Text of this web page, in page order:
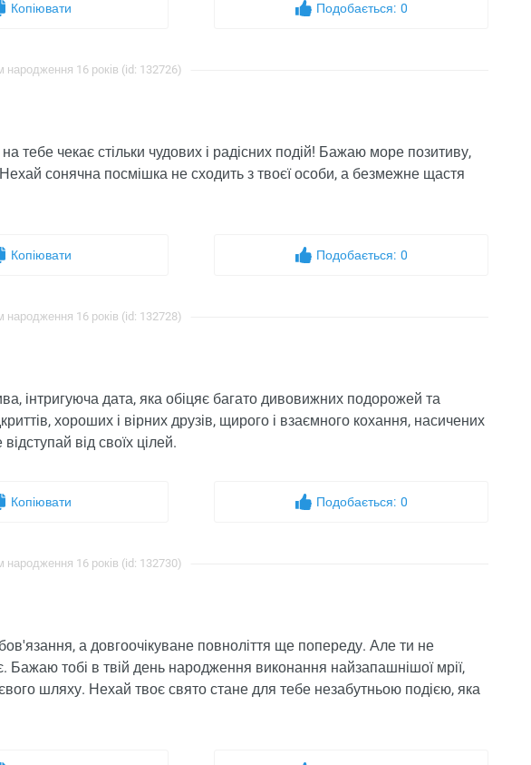
Копіювати Подобається: 0
16 років (id: 132726)
тебе чекає стільки чудових і радісних подій! Бажаю море позитиву,
Нехай сонячна посмішка не сходить з твоєї особи, а безмежне щастя
Копіювати Подобається: 0
16 років (id: 132728)
інтригуюча дата, яка обіцяє багато дивовижних подорожей та
хороших і вірних друзів, щирого і взаємного кохання, насичених
від своїх цілей.
Копіювати Подобається: 0
16 років (id: 132730)
а довгоочікуване повноліття ще попереду. Але ти не
Бажаю тобі в твій день народження виконання найзапашнішої мрії,
шляху. Нехай твоє свято стане для тебе незабутньою подією, яка